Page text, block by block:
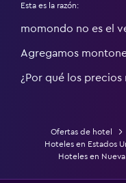
Esta es la razón:
momondo no es el
Agregamos
¿Por qué los precios
Ofertas de hotel
Hoteles en Estados
Hoteles en Nueva